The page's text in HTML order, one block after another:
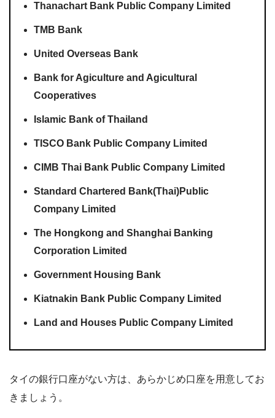
Thanachart Bank Public Company Limited
TMB Bank
United Overseas Bank
Bank for Agiculture and Agicultural
Cooperatives
Islamic Bank of Thailand
TISCO Bank Public Company Limited
CIMB Thai Bank Public Company Limited
Standard Chartered Bank(Thai)Public
Company Limited
The Hongkong and Shanghai Banking
Corporation Limited
Government Housing Bank
Kiatnakin Bank Public Company Limited
Land and Houses Public Company Limited
タイの銀行口座がない方は、あらかじめ口座を用意してお
きましょう。